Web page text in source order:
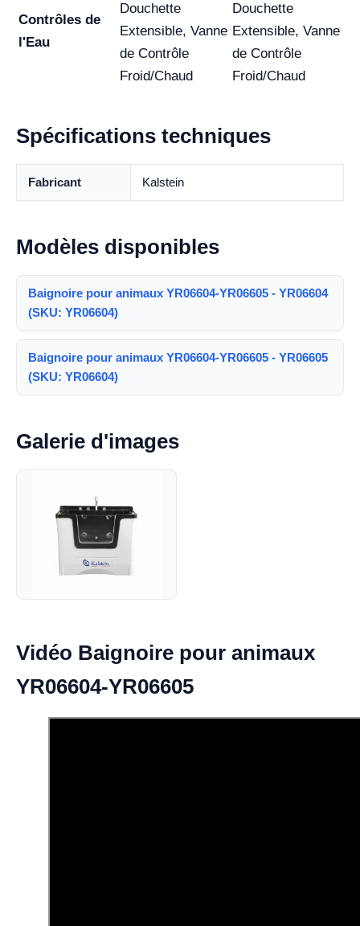
Contrôles de
l'Eau
Douchette
Extensible, Vanne
de Contrôle
Froid/Chaud
Douchette
Extensible, Vanne
de Contrôle
Froid/Chaud
Spécifications techniques
Fabricant Kalstein
Modèles disponibles
Baignoire pour animaux YR06604-YR06605 - YR06604
(SKU: YR06604)
Baignoire pour animaux YR06604-YR06605 - YR06605
(SKU: YR06604)
Galerie d'images
Vidéo Baignoire pour animaux
YR06604-YR06605